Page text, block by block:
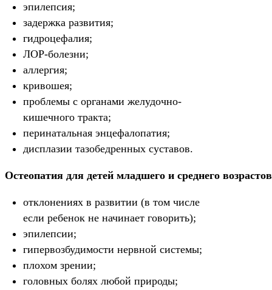
эпилепсия;
задержка развития;
гидроцефалия;
ЛОР-болезни;
аллергия;
кривошея;
проблемы с органами желудочно-
кишечного тракта;
перинатальная энцефалопатия;
дисплазии тазобедренных суставов.
Остеопатия для детей младшего и среднего
отклонениях в развитии (в том числе
если ребенок не начинает говорить);
эпилепсии;
гипервозбудимости нервной системы;
плохом зрении;
головных болях любой природы;